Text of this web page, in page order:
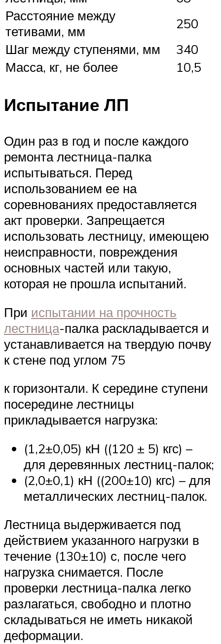
Расстояние между
тетивами, мм
250
Шаг между ступенями, мм
340
Масса, кг, не более
10,5
Испытание ЛП
Один раз в год и после каждого
ремонта лестница-палка
испытываться. Перед
использованием ее на
соревнованиях предоставляется
акт проверки. Запрещается
использовать лестницу, имеющею
неисправности, повреждения
основных частей или такую,
которая не прошла испытаний.
При испытании на прочность
лестница-палка раскладывается и
устанавливается на твердую почву
к стене под углом 75
к горизонтали. К середине ступени
посередине лестницы
прикладывается нагрузка:
(1,2±0,05) кН ((120 ± 5) кгс) –
для деревянных лестниц-палок;
(2,0±0,1) кН ((200±10) кгс) – для
металлических лестниц-палок.
Лестница выдерживается под
действием указанного нагрузки в
течение (130±10) с, после чего
нагрузка снимается. После
проверки лестница-палка легко
разлагаться, свободно и плотно
складываться не иметь никакой
деформации.